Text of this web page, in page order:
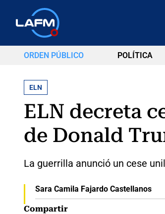
ORDEN PÚBLICO POLÍTICA
ELN
ELN decreta
de Donald
La guerrilla anunció un cese
Sara Camila Fajardo Castellanos
Compartir